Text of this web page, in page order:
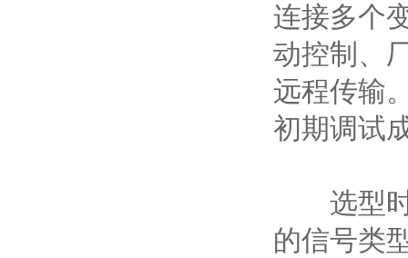
连接多个
动控制、
远程传输
初期调试
选型时
的信号类